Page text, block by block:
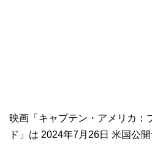
映画「キャプテン・アメリカ：
ド」は 2024年7月26日 米国公開